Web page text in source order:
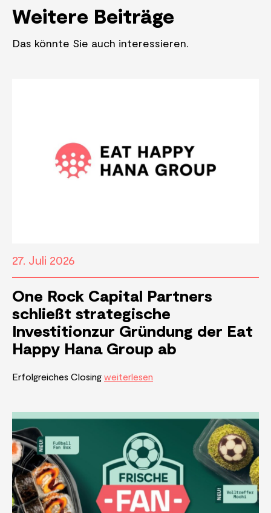
Weitere Beiträge
Das könnte Sie auch interessieren.
27. Juli 2026
One Rock Capital Partners
schließt strategische
Investitionzur Gründung der Eat
Happy Hana Group ab
Erfolgreiches Closing weiterlesen